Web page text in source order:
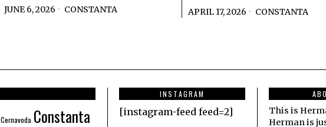
JUNE 6, 2026 CONSTANTA APRIL 17, 2026 CONSTANTA
Cernavoda Constanta
INSTAGRAM
[instagram-feed feed=2]
This is
Herman is